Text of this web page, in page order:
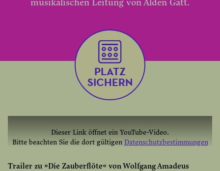
musikalischen Leitung von Alden Gatt.
PLATZ
SICHERN
Dieser Link öffnet ein YouTube-Video.
Bitte beachten Sie die dort gültigen Datenschutzbestimmungen
YOUTUBE EINMAL AKTIVIEREN
Trailer zu »Die Zauberflöte« von Wolfgang Amadeus